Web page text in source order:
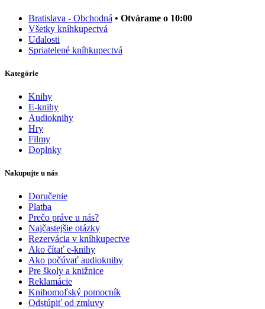
Bratislava - Obchodná • Otvárame o 10:00
Všetky kníhkupectvá
Udalosti
Spriatelené kníhkupectvá
Kategórie
Knihy
E-knihy
Audioknihy
Hry
Filmy
Doplnky
Nakupujte u nás
Doručenie
Platba
Prečo práve u nás?
Najčastejšie otázky
Rezervácia v kníhkupectve
Ako čítať e-knihy
Ako počúvať audioknihy
Pre školy a knižnice
Reklamácie
Knihomoľský pomocník
Odstúpiť od zmluvy